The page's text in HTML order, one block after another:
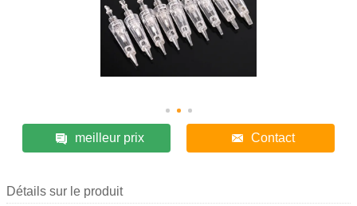
meilleur prix Contact
Détails sur le produit